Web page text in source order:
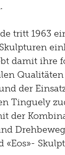
tritt 1963
damit ihre
Qualitäten
der
Tinguely
der
«Eos»-